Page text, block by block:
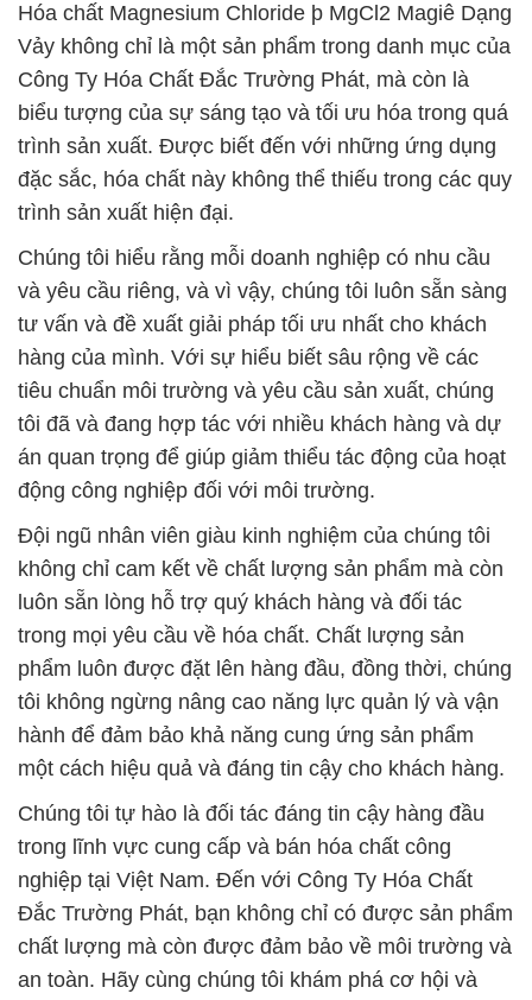
Hóa chất Magnesium Chloride þ MgCl2 Magiê Dạng
Vảy không chỉ là một sản phẩm trong danh mục của
Công Ty Hóa Chất Đắc Trường Phát, mà còn là
biểu tượng của sự sáng tạo và tối ưu hóa trong quá
trình sản xuất. Được biết đến với những ứng dụng
đặc sắc, hóa chất này không thể thiếu trong các quy
trình sản xuất hiện đại.
Chúng tôi hiểu rằng mỗi doanh nghiệp có nhu cầu
và yêu cầu riêng, và vì vậy, chúng tôi luôn sẵn sàng
tư vấn và đề xuất giải pháp tối ưu nhất cho khách
hàng của mình. Với sự hiểu biết sâu rộng về các
tiêu chuẩn môi trường và yêu cầu sản xuất, chúng
tôi đã và đang hợp tác với nhiều khách hàng và dự
án quan trọng để giúp giảm thiểu tác động của hoạt
động công nghiệp đối với môi trường.
Đội ngũ nhân viên giàu kinh nghiệm của chúng tôi
không chỉ cam kết về chất lượng sản phẩm mà còn
luôn sẵn lòng hỗ trợ quý khách hàng và đối tác
trong mọi yêu cầu về hóa chất. Chất lượng sản
phẩm luôn được đặt lên hàng đầu, đồng thời, chúng
tôi không ngừng nâng cao năng lực quản lý và vận
hành để đảm bảo khả năng cung ứng sản phẩm
một cách hiệu quả và đáng tin cậy cho khách hàng.
Chúng tôi tự hào là đối tác đáng tin cậy hàng đầu
trong lĩnh vực cung cấp và bán hóa chất công
nghiệp tại Việt Nam. Đến với Công Ty Hóa Chất
Đắc Trường Phát, bạn không chỉ có được sản phẩm
chất lượng mà còn được đảm bảo về môi trường và
an toàn. Hãy cùng chúng tôi khám phá cơ hội và